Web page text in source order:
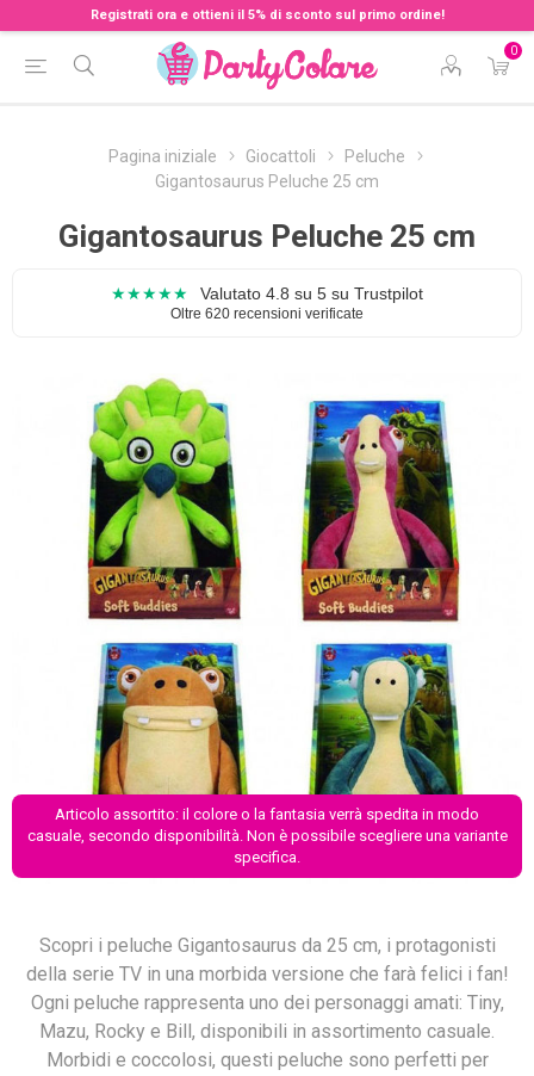
Registrati ora e ottieni il 5% di sconto sul primo ordine!
0
Pagina iniziale Giocattoli
Peluche
Gigantosaurus Peluche 25 cm
Gigantosaurus Peluche 25 cm
★★★★★ Valutato 4.8 su 5 su Trustpilot
Oltre 620 recensioni verificate
Articolo assortito: il colore o la fantasia verrà spedita in modo
casuale, secondo disponibilità. Non è possibile scegliere una variante
specifica.
Scopri i peluche Gigantosaurus da 25 cm, i protagonisti
della serie TV in una morbida versione che farà felici i fan!
Ogni peluche rappresenta uno dei personaggi amati: Tiny,
Mazu, Rocky e Bill, disponibili in assortimento casuale.
Morbidi e coccolosi, questi peluche sono perfetti per